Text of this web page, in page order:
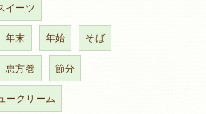
イーツ
年末 年始 そば
恵方巻 節分
ークリーム